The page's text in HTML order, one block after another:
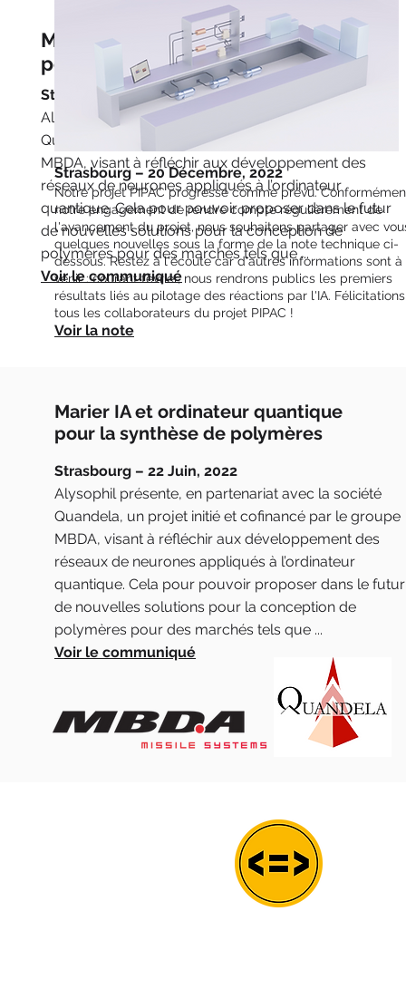
Marier IA et ordinateur quantique
pour la synthèse de polymères
Strasbourg – 22 Juin, 2022
Alysophil présente, en partenariat avec la société
Quandela, un projet initié et cofinancé par le groupe
MBDA, visant à réfléchir aux développement des
réseaux de neurones appliqués à l’ordinateur
quantique. Cela pour pouvoir proposer dans le futur
de nouvelles solutions pour la conception de
polymères pour des marchés tels que ...
Voir le communiqué
Strasbourg – 20 Décembre, 2022
Notre projet PIPAC progresse comme prévu.
notre engagement de rendre compte régulièrement de
l'avancement du projet, nous souhaitons partager avec
quelques nouvelles sous la forme de la note technique ci-
dessous. Restez à l'écoute car d'autres informations sont à
venir : courant février, nous rendrons publics les premiers
résultats liés au pilotage des réactions par l'IA.
tous les collaborateurs du projet PIPAC !
Voir la note
Marier IA et ordinateur quantique
pour la synthèse de polymères
Strasbourg – 22 Juin, 2022
Alysophil présente, en partenariat avec la société
Quandela, un projet initié et cofinancé par le groupe
MBDA, visant à réfléchir aux développement des
réseaux de neurones appliqués à l’ordinateur
quantique. Cela pour pouvoir proposer dans le futur
de nouvelles solutions pour la conception de
polymères pour des marchés tels que ...
Voir le communiqué